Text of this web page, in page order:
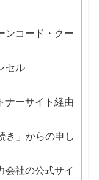
ンコード・クー
セル
ナーサイト経由
」からの申し
社の公式サイ